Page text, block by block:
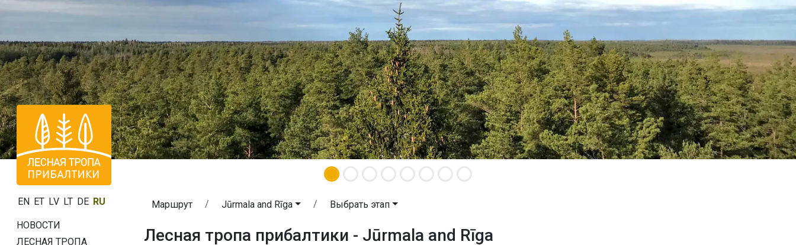
EN ET LV LT DE RU
НОВОСТИ
ЛЕСНАЯ ТРОПА
Маршрут Jūrmala and Rīga Выбрать этап
Лесная тропа прибалтики - Jūrmala and Rīga